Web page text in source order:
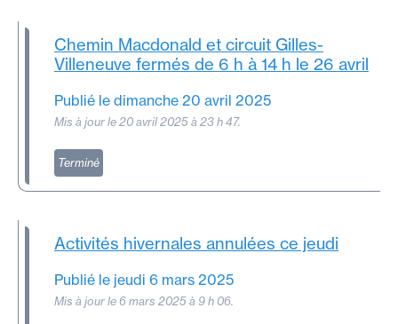
Chemin Macdonald et circuit Gilles-
Villeneuve fermés de 6 h à 14 h le 26 avril
Publié le dimanche 20 avril 2025
Mis à jour le 20 avril 2025 à 23 h 47.
Terminé
Activités hivernales annulées ce jeudi
Publié le jeudi 6 mars 2025
Mis à jour le 6 mars 2025 à 9 h 06.